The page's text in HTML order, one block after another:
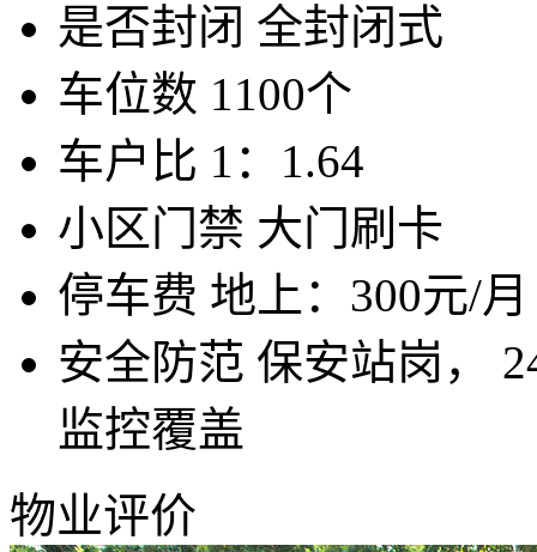
是否封闭 全封闭式
车位数 1100个
车户比 1：1.64
小区门禁 大门刷卡
停车费 地上：300元/
安全防范 保安站岗，
监控覆盖
物业评价